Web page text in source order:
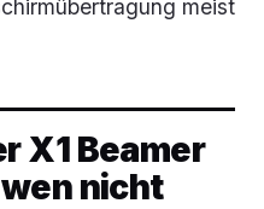
meist
X1 Beamer
nicht